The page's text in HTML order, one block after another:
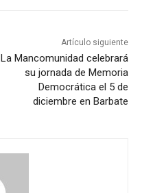
Artículo siguiente
La Mancomunidad celebrará
su jornada de Memoria
Democrática el 5 de
diciembre en Barbate